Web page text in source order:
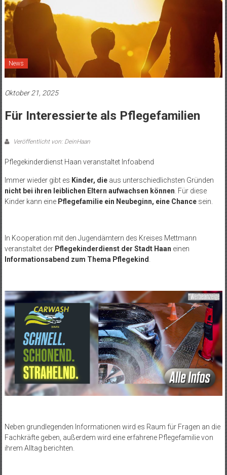
News
Oktober 21, 2025
Für Interessierte als Pflegefamilien
Veröffentlicht von: DeinHaan
Pflegekinderdienst Haan veranstaltet Infoabend
Immer wieder gibt es Kinder, die aus unterschiedlichsten Gründen
nicht bei ihren leiblichen Eltern aufwachsen können . Für diese
Kinder kann eine Pflegefamilie ein Neubeginn, eine Chancesein.
In Kooperation mit den Jugendämtern des Kreises Mettmann
veranstaltet der Pflegekinderdienst der Stadt Haan einen
Informationsabend zum Thema Pflegekind
Neben grundlegenden Informationen wird es Raum für Fragen an die
Fachkräfte geben, außerdem wird eine erfahrene Pflegefamilie von
ihrem Alltag berichten.